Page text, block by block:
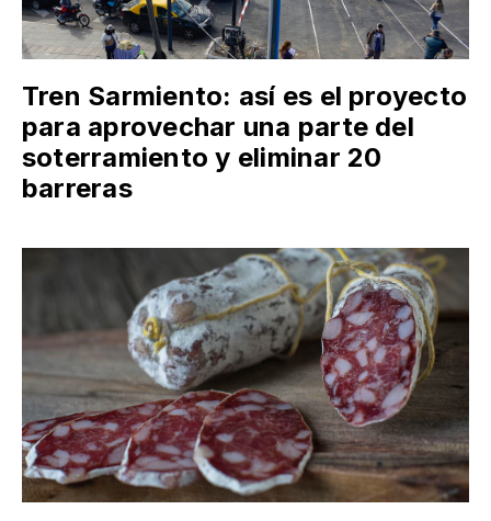
Tren Sarmiento: así es el proyecto
para aprovechar una parte del
soterramiento y eliminar 20
barreras